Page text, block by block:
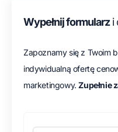
Wypełnij formularzi
Zapoznamy się z Twoim
indywidualną ofertę
marketingowy.Zupełnie